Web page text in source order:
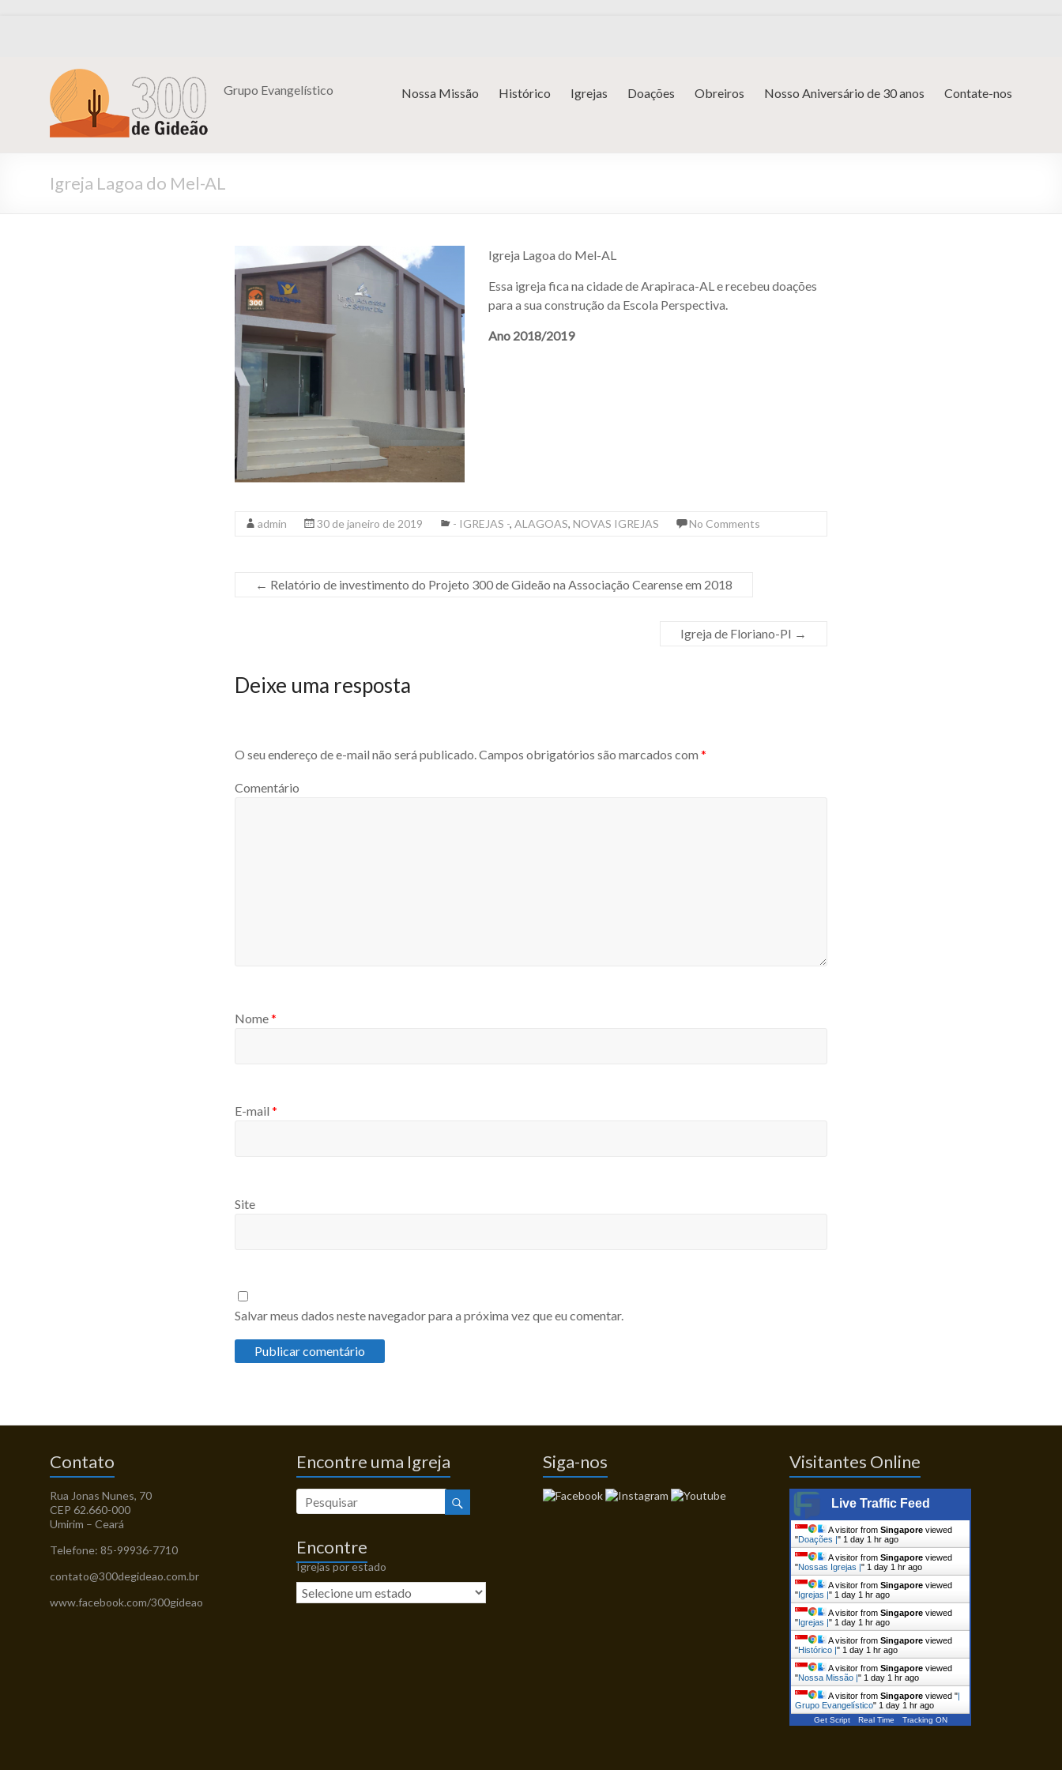
Grupo Evangelístico Nossa Missão Histórico Igrejas Doações Obreiros Nosso Aniversário de 30 anos Contate-nos
Igreja Lagoa do Mel-AL
Igreja Lagoa do Mel-AL
Essa igreja fica na cidade de Arapiraca-AL e recebeu doações
para a sua construção da Escola Perspectiva.
Ano 2018/2019
admin 30 de janeiro de 2019 - IGREJAS -, ALAGOAS, NOVAS IGREJAS No Comments
← Relatório de investimento do Projeto 300 de Gideão na Associação Cearense em 2018
Igreja de Floriano-PI →
Deixe uma resposta
O seu endereço de e-mail não será publicado.Campos obrigatórios são marcados com *
Comentário
Nome*
E-mail *
Site
Salvar meus dados neste navegador para a próxima vez que eu comentar.
Contato
Rua Jonas Nunes, 70
CEP 62.660-000
Umirim – Ceará
Telefone: 85-99936-7710
contato@300degideao.com.br
www.facebook.com/300gideao
Encontre uma Igreja
Encontre
Igrejas por estado
Siga-nos Visitantes Online
Live Traffic Feed
A visitor from Singapore viewed
"Doações | " 1 day 1 hr ago
A visitor from Singapore viewed
"Nossas Igrejas | " 1 day 1 hr ago
A visitor from Singapore viewed
" Igrejas | " 1 day 1 hr ago
A visitor from Singapore viewed
" Igrejas | " 1 day 1 hr ago
A visitor from Singapore viewed
"Histórico | " 1 day 1 hr ago
A visitor from Singapore viewed
"Nossa Missão | " 1 day 1 hr ago
A visitor from Singapore viewed "
Grupo Evangelístico" 1 day 1 hr ago
Get Script Real Time Tracking ON